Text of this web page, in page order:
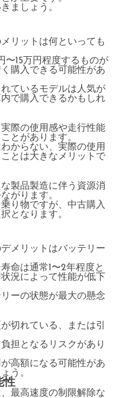
ましょう。
リットは何といっても
〜15万円程度するものが
購入できる可能性があ
ているモデルは人気が
で購入できるかもしれ
際の使用感や走行性能
とがあります。
からない、実際の使用
とは大きなメリットで
製品製造に伴う資源消
がります。
り物ですが、中古購入
となります。
メリットはバッテリー
命は通常1〜2年程度と
況によって性能が低下
ーの状態が最大の懸念
切れている、または引
担となるリスクがあり
高額になる可能性があ
う。
性
最高速度の制限解除な